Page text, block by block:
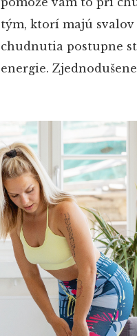
tým, ktorí majú
chudnutia postupne
energie.